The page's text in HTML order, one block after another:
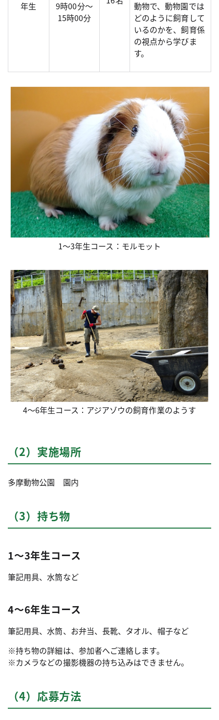
年生
9時00分～
15時00分
動物で、動物園では
どのように飼育して
いるのかを、飼育係
の視点から学びま
す。
1～3年生コース：モルモット
4～6年生コース：アジアゾウの飼育作業のようす
（2）実施場所
多摩動物公園 園内
（3）持ち物
1～3年生コース
筆記用具、水筒など
4～6年生コース
筆記用具、水筒、お弁当、長靴、タオル、帽子など
※持ち物の詳細は、参加者へご連絡します。
※カメラなどの撮影機器の持ち込みはできません。
（4）応募方法